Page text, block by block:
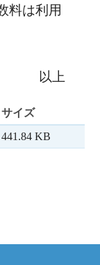
料は利用
以上
サイズ
441.84 KB